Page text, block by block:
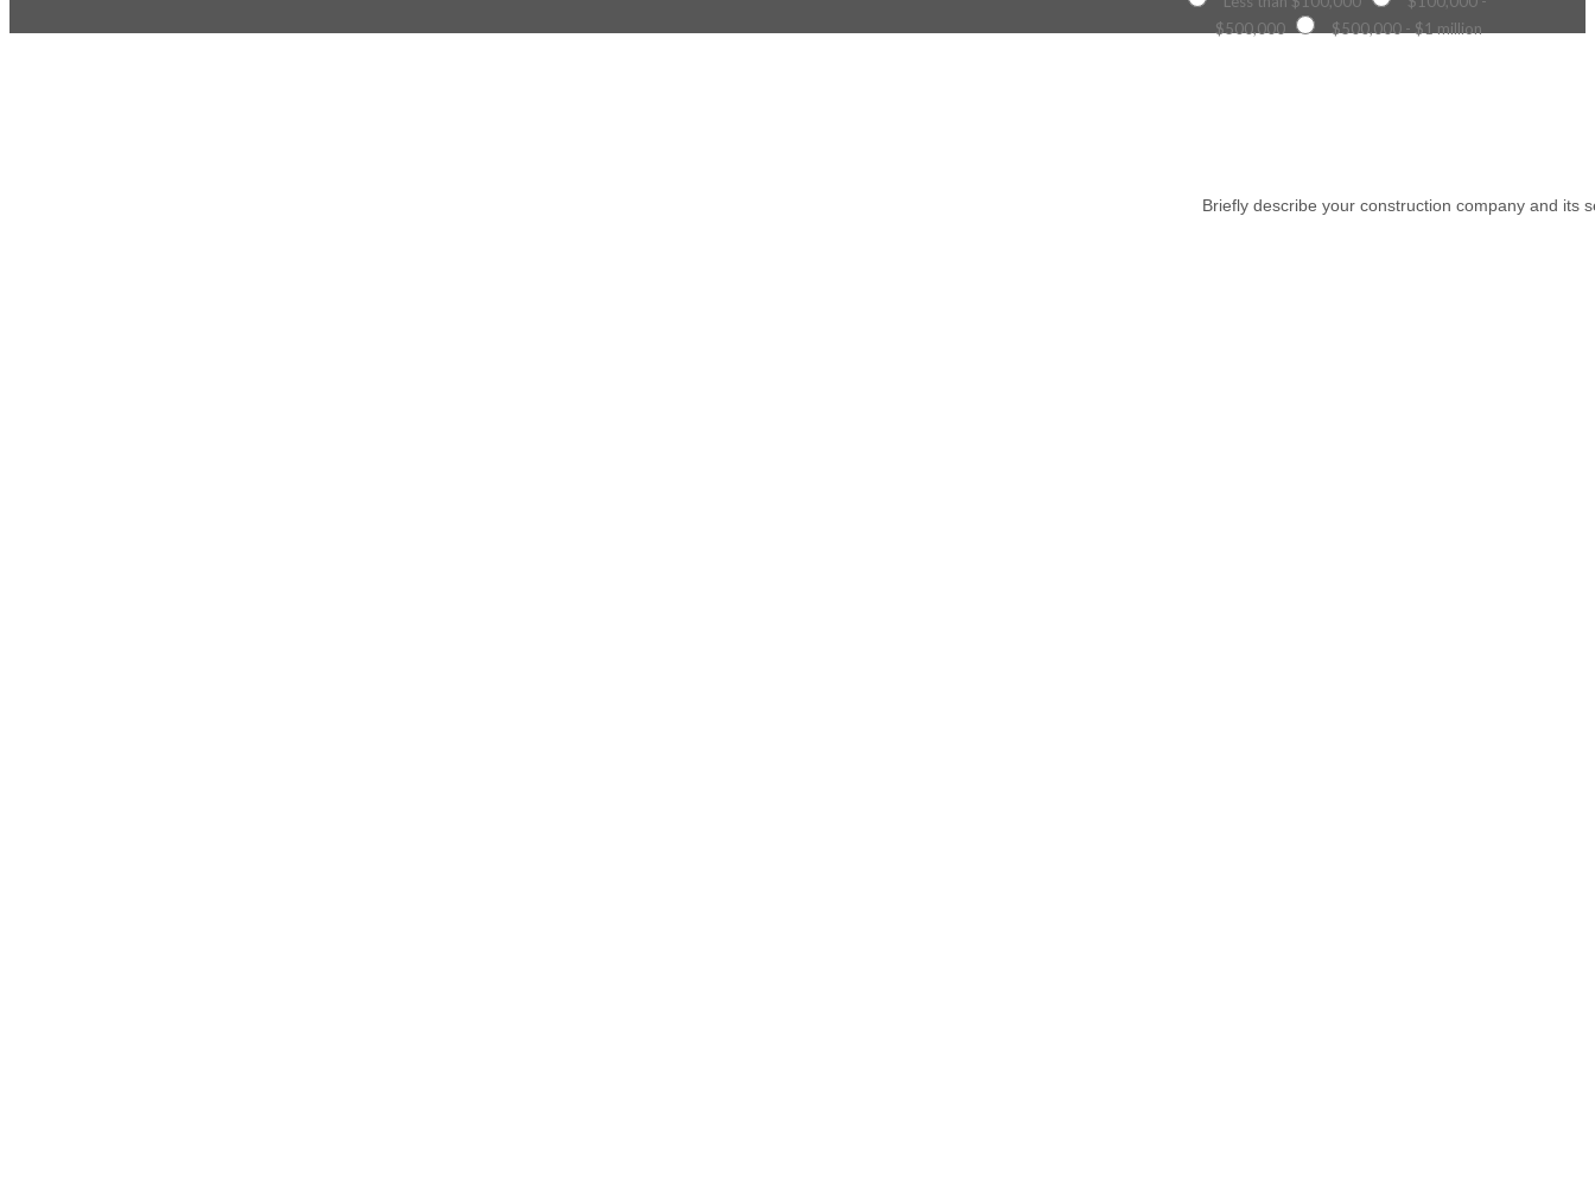
$500,000
$500,000 - $1 million
Briefly describe your construction company and its